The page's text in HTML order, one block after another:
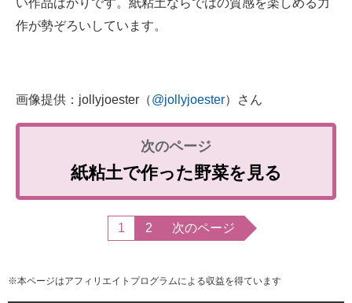
い作品ばかりです。紙粘土ならではの質感を楽しめる力
作が勢ぞろいしています。
画像提供：jollyjoester（@jollyjoester）さん
紙粘土で作った野菜を見る
1 2 次のページ
※本ページはアフィリエイトプログラムによる収益を得ています